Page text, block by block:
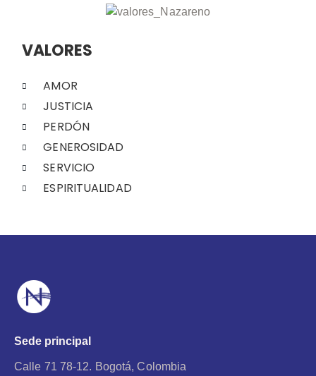
VALORES
AMOR
JUSTICIA
PERDÓN
GENEROSIDAD
SERVICIO
ESPIRITUALIDAD
Sede principal
Calle 71 78-12. Bogotá, Colombia